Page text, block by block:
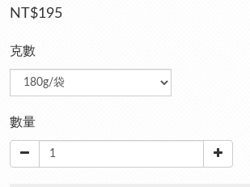
NT$195
克數
數量